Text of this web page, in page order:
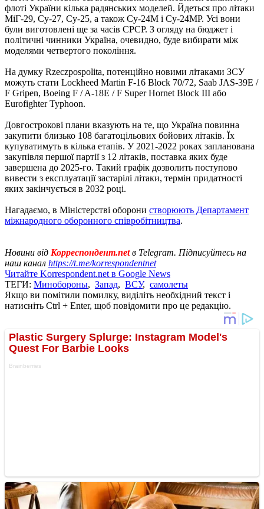
флоті України кілька радянських моделей. Йдеться про літаки
МіГ-29, Су-27, Су-25, а також Су-24М і Су-24МР. Усі вони
були виготовлені ще за часів СРСР. З огляду на бюджет і
політичні чинники Україна, очевидно, буде вибирати між
моделями четвертого покоління.
На думку Rzeczpospolita, потенційно новими літаками ЗСУ
можуть стати Lockheed Martin F-16 Block 70/72, Saab JAS-39E /
F Gripen, Boeing F / A-18E / F Super Hornet Block III або
Eurofighter Typhoon.
Довгострокові плани вказують на те, що Україна повинна
закупити близько 108 багатоцільових бойових літаків. Їх
купуватимуть в кілька етапів. У 2021-2022 роках запланована
закупівля першої партії з 12 літаків, поставка яких буде
завершена до 2025-го. Такий графік дозволить поступово
вивести з експлуатації застарілі літаки, термін придатності
яких закінчується в 2032 році.
Нагадаємо, в Міністерстві оборони створюють Департамент
міжнародного оборонного співробітництва.
Новини від Корреспондент.netв Telegram. Підписуйтесь на
наш канал https://t.me/korrespondentnet
Читайте Korrespondent.net в Google News
ТЕГИ: Минобороны, Запад, ВСУ, самолеты
Якщо ви помітили помилку, виділіть необхідний текст і
натисніть Ctrl + Enter, щоб повідомити про це редакцію.